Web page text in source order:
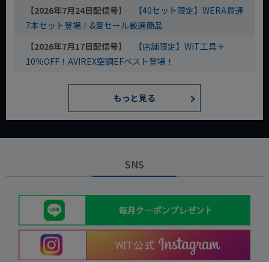
【2026年7月24日配信号】
【40セット限定】WERA貫通
7本セット登場！&夏セール厳選商品
【2026年7月17日配信号】
【店舗限定】WIT工具＋
10％OFF！AVIREX空調EFベスト登場！
もっと見る
SNS